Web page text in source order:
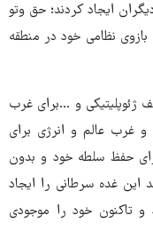
ایجاد کردند؛ حق وتو
نظامی خود در منطقه
ژئوپلیتیکی و ...برای غرب
غرب عالم و انرژی برای
حفظ سلطه خود و بدون
این غده سرطانی را ایجاد
کرد و تاکنون خود را موجودی